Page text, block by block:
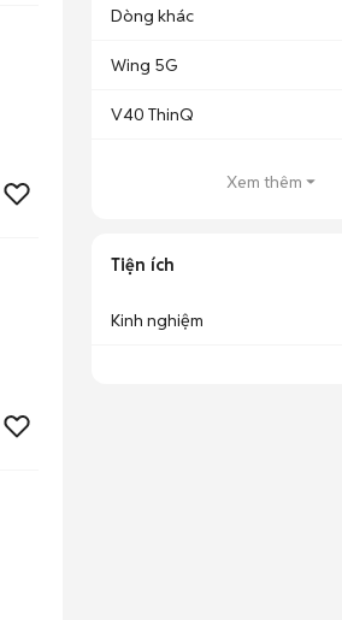
Dòng khác
Wing 5G
V40 ThinQ
Xem thêm
Tiện ích
Kinh nghiệm